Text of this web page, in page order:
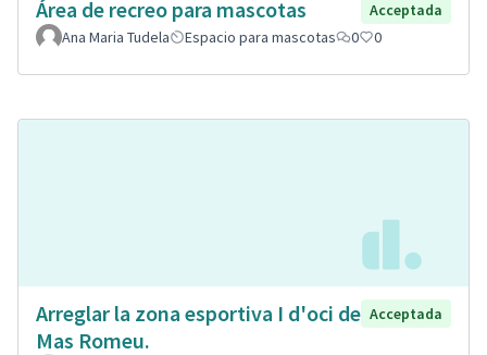
Área de recreo para mascotas
Acceptada
Ana Maria Tudela
Espacio para mascotas 0 0
Arreglar la zona esportiva I d'oci de
Mas Romeu.
Acceptada